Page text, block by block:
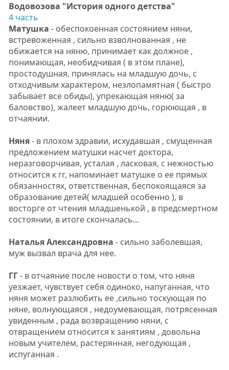
Водовозова "История одного детства"
4 часть
Матушка - обеспокоенная состоянием няни,
встревоженная , сильно взволнованная , не
обижается на няню, принимает как должное ,
понимающая, необидчивая ( в этом плане),
простодушная, принялась на младшую дочь, с
отходчивым характером, незлопамятная ( быстро
забывает все обиды), упрекающая няню( за
баловство), жалеет младшую дочь, горюющая , в
отчаянии.
Няня- в плохом здравии, исхудавшая , смущенная
предложением матушки насчет доктора,
неразговорчивая, усталая , ласковая, с нежностью
относится к гг, напоминает матушке о ее прямых
обязанностях, ответственная, беспокоящаяся за
образование детей( младшей особенно ), в
восторге от чтения младшенькой , в предсмертном
состоянии, в итоге скончалась...
Наталья Александровна - сильно заболевшая,
муж вызвал врача для нее.
ГГ- в отчаяние после новости о том, что няня
уезжает, чувствует себя одиноко, напуганная, что
няня может разлюбить ее ,сильно тоскующая по
няне, волнующаяся , недоумевающая, потрясенная
увиденным , рада возвращению няни, с
отвращением относится к занятиям , довольна
новым учителем, растерянная, негодующая ,
испуганная .